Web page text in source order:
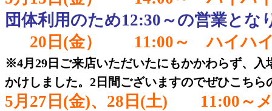
団体利用のため12:30～の営業とな
20日(金） 11:00～ ハイハイ
※4月29日ご来店いただいたにもかかわらず、入
かけしました。2日間ございますのでぜひこち
5月27日(金)、28日(土) 11:00～